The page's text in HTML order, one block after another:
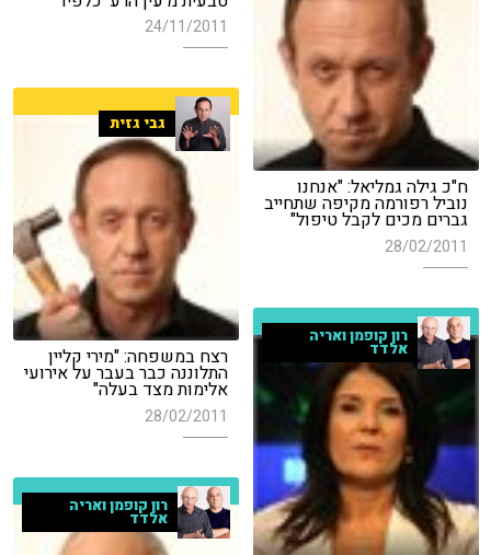
24/11/2011
ח"כ גילה גמליאל: "אנחנו
נוביל רפורמה מקיפה שתחייב
גברים מכים לקבל טיפול"
28/02/2011
גבי גזית
רצח במשפחה: "מירי קליין
התלוננה כבר בעבר על אירועי
אלימות מצד בעלה"
28/02/2011
רון קופמן ואריה
אלדד
רון קופמן ואריה
אלדד